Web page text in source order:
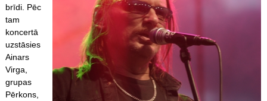
brīdi. Pēc
tam
koncertā
uzstāsies
Ainars
Virga,
grupas
Pērkons,